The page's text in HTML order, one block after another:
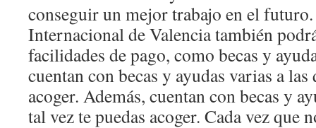
conseguir un mejor trabajo en el
Internacional de Valencia también
facilidades de pago, como becas y
cuentan con becas y ayudas varias a las
acoger. Además, cuentan con becas y
tal vez te puedas acoger. Cada vez que